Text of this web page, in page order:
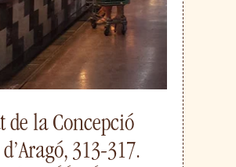
de la Concepció
313-317.